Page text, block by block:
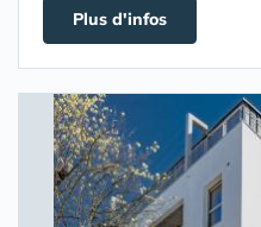
Plus d'infos